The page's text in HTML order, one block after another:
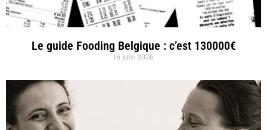
Le guide Fooding Belgique : c’est 130000€
16 juin 2026